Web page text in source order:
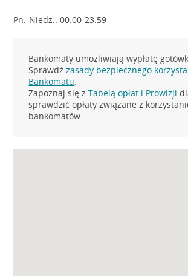
Pn.-Niedz.: 00:00-23:59
Bankomaty umożliwiają wypłatę
Sprawdźzasady bezpiecznego
Bankomatu.
Zapoznaj się zTabelą opłat i Prowizji
sprawdzić opłaty związane z
bankomatów.